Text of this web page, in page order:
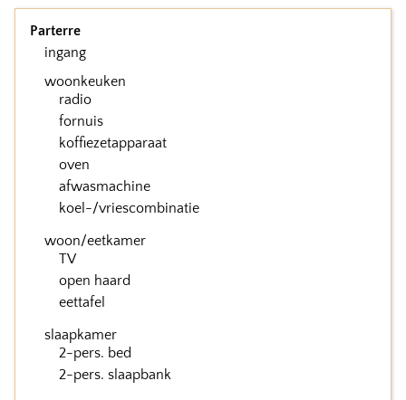
Parterre
ingang
woonkeuken
radio
fornuis
koffiezetapparaat
oven
afwasmachine
koel-/vriescombinatie
woon/eetkamer
TV
open haard
eettafel
slaapkamer
2-pers. bed
2-pers. slaapbank